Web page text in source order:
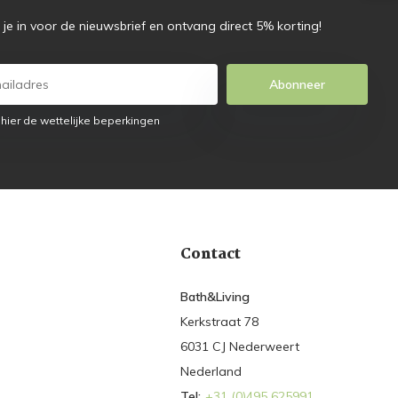
je in voor de nieuwsbrief en ontvang direct 5% korting!
Abonneer
de wettelijke beperkingen
Contact
Bath&Living
Kerkstraat 78
6031 CJ Nederweert
Nederland